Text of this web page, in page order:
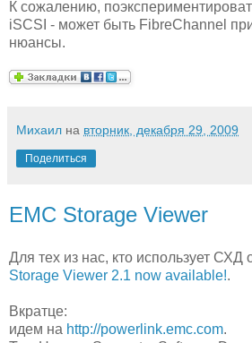
К сожалению,
iSCSI - может быть FibreChannel
нюансы.
Михаил на вторник, декабря 29, 2009
Поделиться
EMC Storage Viewer
Для тех из нас, кто использует СХД
Storage Viewer 2.1 now available!.
Вкратце:
идем на http://powerlink.emc.com.